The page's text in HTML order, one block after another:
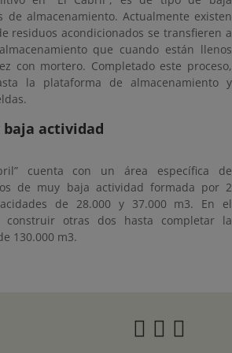
de almacenamiento. Actualmente existen
residuos acondicionados se transfieren a
que cuando están llenos
con mortero. Completado este proceso,
la plataforma de almacenamiento y
baja actividad
cuenta con un área específica de
de muy baja actividad formada por 2
de 28.000 y 37.000 m3. En el
otras dos hasta completar la
130.000 m3.